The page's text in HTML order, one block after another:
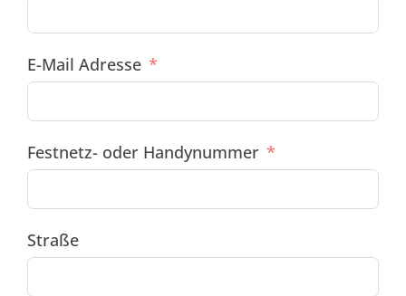
E-Mail Adresse
Festnetz- oder Handynummer
Straße